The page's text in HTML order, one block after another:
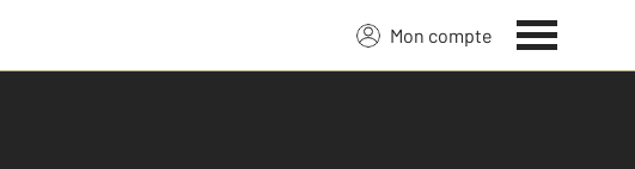
Mon compte